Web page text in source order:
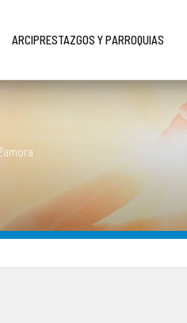
ARCIPRESTAZGOS Y PARROQUIAS